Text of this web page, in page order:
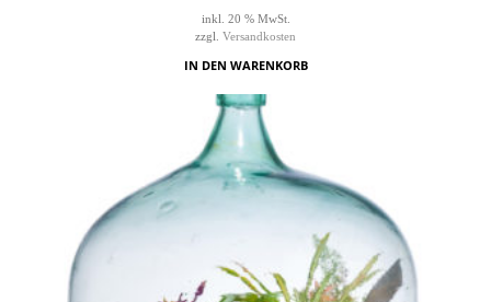
inkl. 20 % MwSt.
zzgl. Versandkosten
IN DEN WARENKORB